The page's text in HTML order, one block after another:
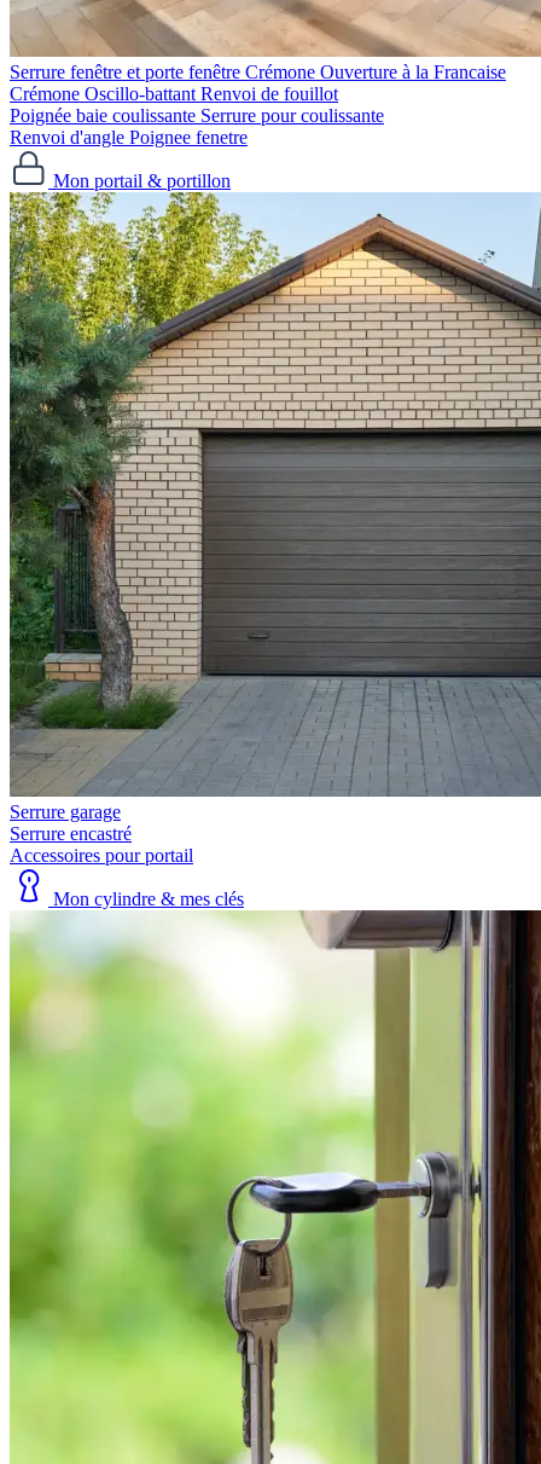
Serrure fenêtre et porte fenêtre
Crémone Ouverture à la Francaise
Crémone Oscillo-battant Renvoi de fouillot
Poignée baie coulissante Serrure pour coulissante
Renvoi d'angle Poignee fenetre
Mon portail & portillon
Serrure garage
Serrure encastré
Accessoires pour portail
Mon cylindre & mes clés